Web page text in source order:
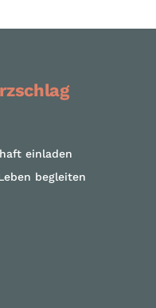
einladen
begleiten